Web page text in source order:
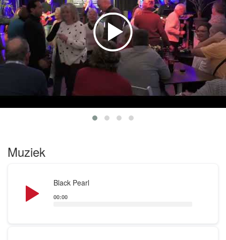
ervaren muzikanten, en dat zijn wij, gepokt en
gemazeld in bands als Sandy Coast, Knappe
Mannen Band, Diva’s, Sissy & the Saints,
Candlelight, Fresh Cream en Crossroads. Kwaliteit
gegarandeerd voor een gevarieerd muzikaal uurtje,
sessie of hele avond.
Muziek
Black Pearl
Player
00:00